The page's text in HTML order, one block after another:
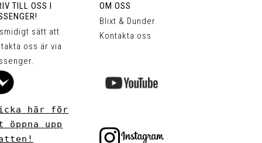
TILL OSS I
sätt att
oss är via
här för
öppna upp
OM OSS
Blixt & Dunder
Kontakta oss